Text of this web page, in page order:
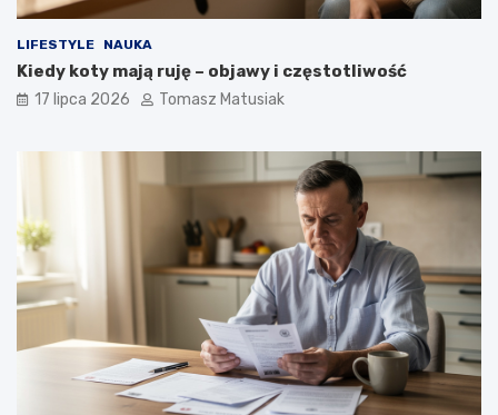
LIFESTYLE NAUKA
Kiedy koty mają ruję – objawy i częstotliwość
17 lipca 2026 Tomasz Matusiak